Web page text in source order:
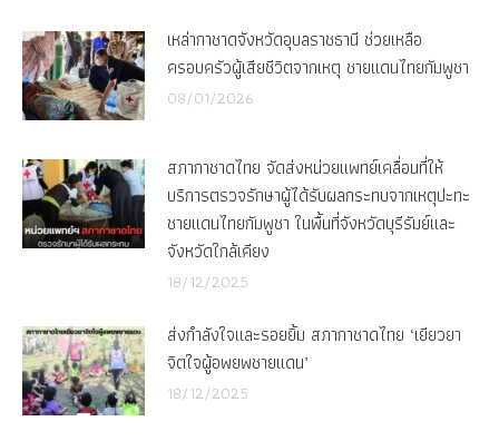
เหล่ากาชาดจังหวัดอุบลราชธานี ช่วยเหลือ
ครอบครัวผู้เสียชีวิตจากเหตุ ชายแดนไทยกัมพูชา
08/01/2026
สภากาชาดไทย จัดส่งหน่วยแพทย์เคลื่อนที่ให้
บริการตรวจรักษาผู้ได้รับผลกระทบจากเหตุปะทะ
ชายแดนไทยกัมพูชา ในพื้นที่จังหวัดบุรีรัมย์และ
จังหวัดใกล้เคียง
18/12/2025
ส่งกำลังใจและรอยยิ้ม สภากาชาดไทย ‘เยียวยา
จิตใจผู้อพยพชายแดน’
18/12/2025